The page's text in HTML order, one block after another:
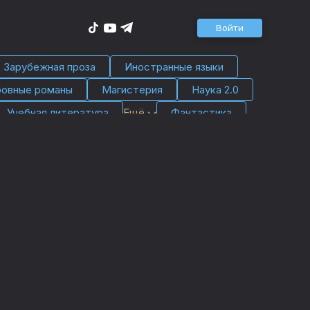
Войти
Зарубежная проза
Иностранные языки
романы
Магистерия
Наука 2.0
Учебная литература
Ещё Фантастика